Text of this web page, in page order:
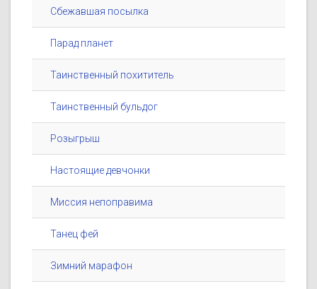
Сбежавшая посылка
Парад планет
Таинственный похититель
Таинственный бульдог
Розыгрыш
Настоящие девчонки
Миссия непоправима
Танец фей
Зимний марафон